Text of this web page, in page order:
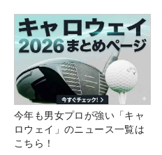
今年も男女プロが強い「キャ
ロウェイ」のニュース一覧は
こちら！